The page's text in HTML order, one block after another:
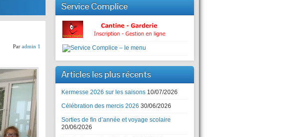
Par admin 1
Service Complice
Articles les plus récents
Kermesse 2026 sur les saisons 10/07/2026
Célébration des mercis 2026 30/06/2026
Sorties de fin d’année et voyage scolaire
20/06/2026